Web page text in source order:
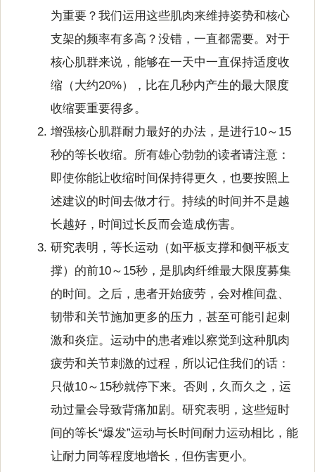
为重要？我们运用这些肌肉来维持姿势和核心
支架的频率有多高？没错，一直都需要。对于
核心肌群来说，能够在一天中一直保持适度收
缩（大约20%），比在几秒内产生的最大限度
收缩要重要得多。
增强核心肌群耐力最好的办法，是进行10～15
秒的等长收缩。所有雄心勃勃的读者请注意：
即使你能让收缩时间保持得更久，也要按照上
述建议的时间去做才行。持续的时间并不是越
长越好，时间过长反而会造成伤害。
研究表明，等长运动（如平板支撑和侧平板支
撑）的前10～15秒，是肌肉纤维最大限度募集
的时间。之后，患者开始疲劳，会对椎间盘、
韧带和关节施加更多的压力，甚至可能引起刺
激和炎症。运动中的患者难以察觉到这种肌肉
疲劳和关节刺激的过程，所以记住我们的话：
只做10～15秒就停下来。否则，久而久之，运
动过量会导致背痛加剧。研究表明，这些短时
间的等长“爆发”运动与长时间耐力运动相比，能
让耐力同等程度地增长，但伤害更小。